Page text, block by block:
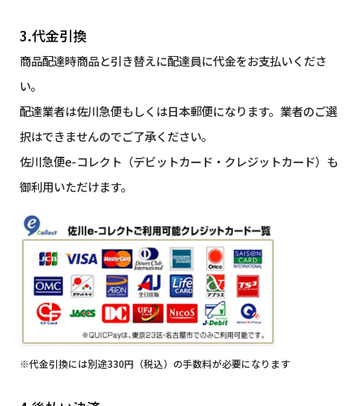
3.代金引換
商品配達時商品と引き替えに配達員に代金をお支払いくださ
い。
配達業者は佐川急便もしくは日本郵便になります。業者のご選
択はできませんのでご了承ください。
佐川急便e-コレクト（デビットカード・クレジットカード）も
御利用いただけます。
※代金引換には別途330円（税込）の手数料が必要になります